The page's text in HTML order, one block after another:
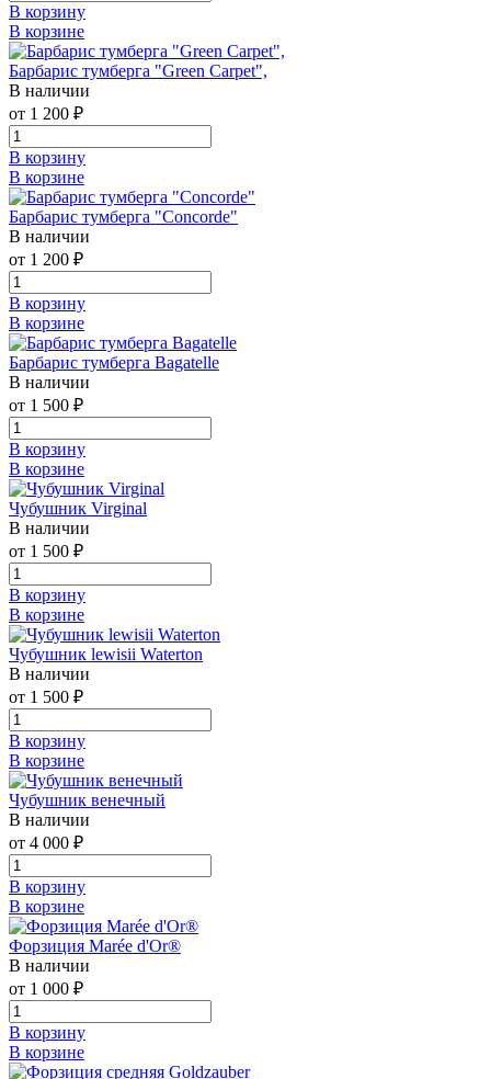
В корзину
В корзине
Барбарис тумберга "Green Carpet",
В наличии
от 1 200 ₽
В корзину
В корзине
Барбарис тумберга "Concorde"
В наличии
от 1 200 ₽
В корзину
В корзине
Барбарис тумберга Bagatelle
В наличии
от 1 500 ₽
В корзину
В корзине
Чубушник Virginal
В наличии
от 1 500 ₽
В корзину
В корзине
Чубушник lewisii Waterton
В наличии
от 1 500 ₽
В корзину
В корзине
Чубушник венечный
В наличии
от 4 000 ₽
В корзину
В корзине
Форзиция Marée d'Or®
В наличии
от 1 000 ₽
В корзину
В корзине